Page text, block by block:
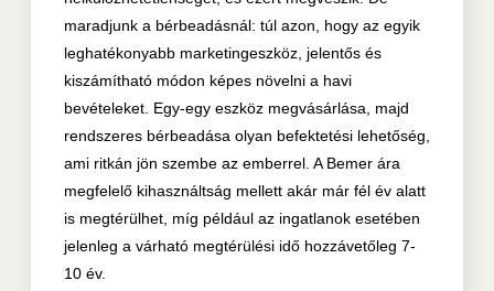
maradjunk a bérbeadásnál: túl azon, hogy az egyik
leghatékonyabb marketingeszköz, jelentős és
kiszámítható módon képes növelni a havi
bevételeket. Egy-egy eszköz megvásárlása, majd
rendszeres bérbeadása olyan befektetési lehetőség,
ami ritkán jön szembe az emberrel. A Bemer ára
megfelelő kihasználtság mellett akár már fél év alatt
is megtérülhet, míg például az ingatlanok esetében
jelenleg a várható megtérülési idő hozzávetőleg 7-
10 év.